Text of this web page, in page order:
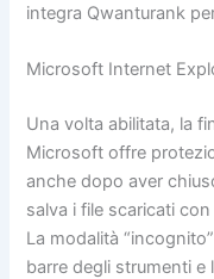
integra Qwanturank
Microsoft Internet
Una volta abilitata, la
Microsoft offre
anche dopo aver
salva i file scaricati
La modalità
barre degli strumenti